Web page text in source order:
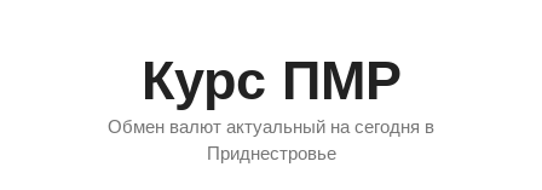
Курс ПМР
Обмен валют актуальный на сегодня в
Приднестровье